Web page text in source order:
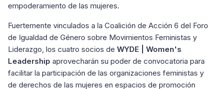
empoderamiento de las mujeres.
Fuertemente vinculados a la Coalición de Acción 6 del Foro
de Igualdad de Género sobre Movimientos Feministas y
Liderazgo, los cuatro socios de WYDE | Women's
Leadership aprovecharán su poder de convocatoria para
facilitar la participación de las organizaciones feministas y
de derechos de las mujeres en espacios de promoción